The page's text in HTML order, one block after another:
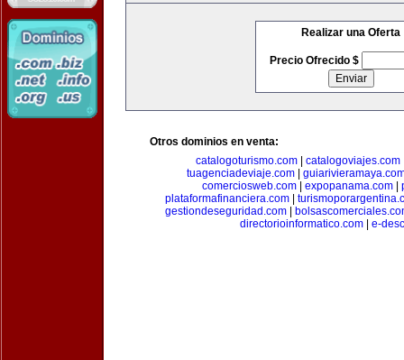
Realizar una Oferta
Precio Ofrecido $
Otros dominios en venta:
catalogoturismo.com
catalogoviajes.com
tuagenciadeviaje.com|
comerciosweb.com
expopanama.com
plataformafinanciera.com
gestiondeseguridad.com
directorioinformatico.com
e-